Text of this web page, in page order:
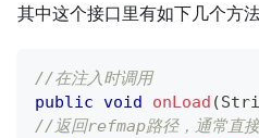
其中这个接口里有如下几个方法
//在注入时调用
public void onLoad (
//返回refmap路径，通常直